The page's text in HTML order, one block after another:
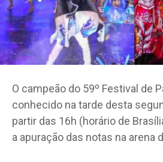
O campeão do 59º Festival de
conhecido na tarde desta
partir das 16h (horário de
a apuração das notas na arena